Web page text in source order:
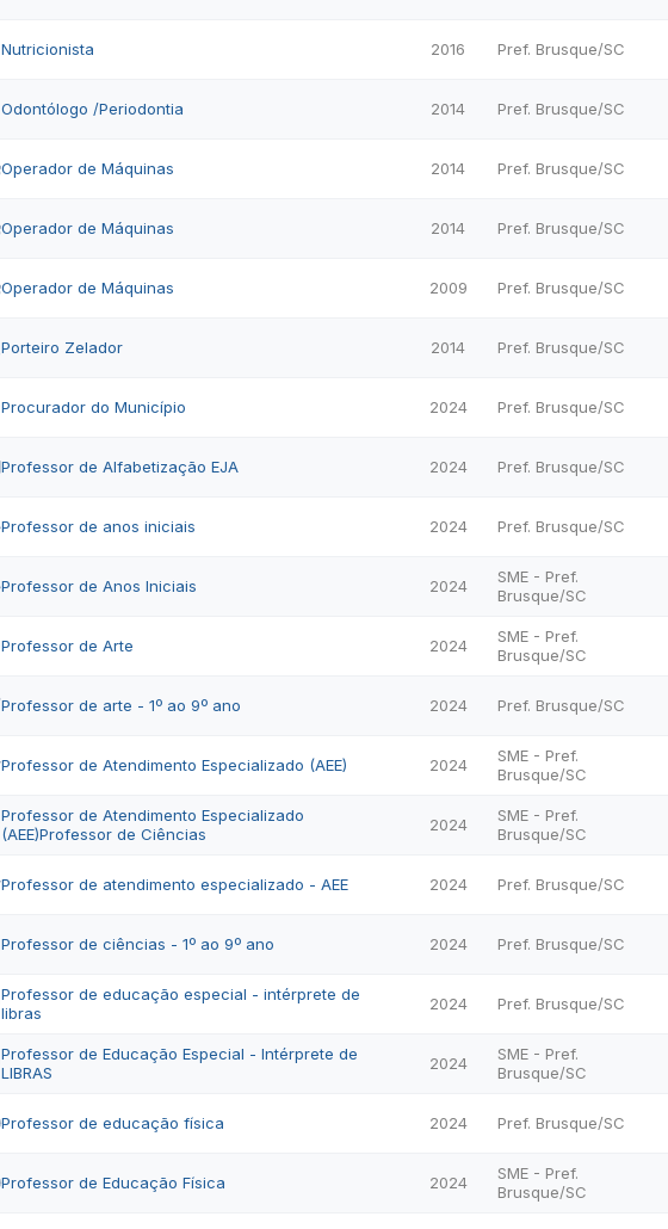
Nutricionista 2016 Pref. Brusque/SC
Odontólogo /Periodontia 2014 Pref. Brusque/SC
Operador de Máquinas 2014 Pref. Brusque/SC
Operador de Máquinas 2014 Pref. Brusque/SC
Operador de Máquinas 2009 Pref. Brusque/SC
Porteiro Zelador 2014 Pref. Brusque/SC
Procurador do Município 2024 Pref. Brusque/SC
Professor de Alfabetização EJA 2024 Pref. Brusque/SC
Professor de anos iniciais 2024 Pref. Brusque/SC
Professor de Anos Iniciais 2024
SME - Pref.
Brusque/SC
Professor de Arte 2024
SME - Pref.
Brusque/SC
Professor de arte - 1º ao 9º ano 2024 Pref. Brusque/SC
Professor de Atendimento Especializado (AEE) 2024
SME - Pref.
Brusque/SC
Professor de Atendimento Especializado
(AEE)Professor de Ciências
2024
SME - Pref.
Brusque/SC
Professor de atendimento especializado - AEE 2024 Pref. Brusque/SC
Professor de ciências - 1º ao 9º ano 2024 Pref. Brusque/SC
Professor de educação especial - intérprete de
libras
2024 Pref. Brusque/SC
Professor de Educação Especial - Intérprete de
LIBRAS
2024
SME - Pref.
Brusque/SC
Professor de educação física 2024 Pref. Brusque/SC
Professor de Educação Física 2024
SME - Pref.
Brusque/SC